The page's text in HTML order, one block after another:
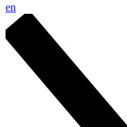
en